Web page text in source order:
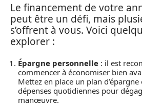
Le financement de votre
peut être un défi, mais
s’offrent à vous. Voici
explorer :
Épargne personnelle : il est
commencer à économiser bien
Mettez en place un plan
dépenses quotidiennes pour
manœuvre.